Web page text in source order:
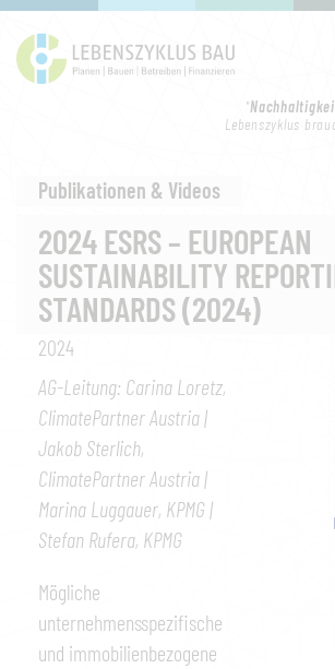
"
Lebenszyklus
Publikationen & Videos
2024 ESRS – EUROPEAN
SUSTAINABILITY
STANDARDS (2024)
2024
AG-Leitung: Carina Loretz,
ClimatePartner Austria |
Jakob Sterlich,
ClimatePartner Austria |
Marina Luggauer, KPMG |
Stefan Rufera, KPMG
Mögliche
unternehmensspezifische
und immobilienbezogene